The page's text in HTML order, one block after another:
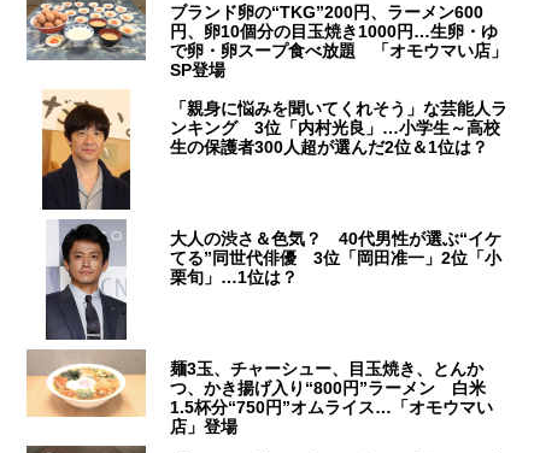
ブランド卵の“TKG”200円、ラーメン600
円、卵10個分の目玉焼き1000円…生卵・ゆ
で卵・卵スープ食べ放題 「オモウマい店」
SP登場
「親身に悩みを聞いてくれそう」な芸能人ラ
ンキング 3位「内村光良」…小学生～高校
生の保護者300人超が選んだ2位＆1位は？
大人の渋さ＆色気？ 40代男性が選ぶ“イケ
てる”同世代俳優 3位「岡田准一」2位「小
栗旬」…1位は？
麺3玉、チャーシュー、目玉焼き、とんか
つ、かき揚げ入り“800円”ラーメン 白米
1.5杯分“750円”オムライス…「オモウマい
店」登場